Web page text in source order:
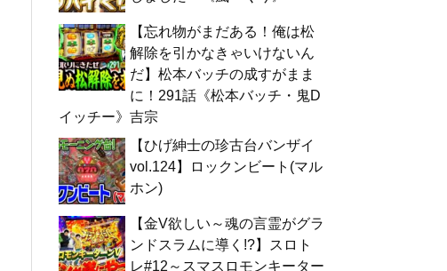
【忘れ物がまだある！俺は松
解除を引かなきゃいけないん
だ】松本バッチの成すがまま
に！291話《松本バッチ・鬼D
イッチー》吉宗
【ひげ紳士の珍古台バンザイ
vol.124】ロックンビート(マル
ホン)
【金V欲しい～魂の言霊がグラ
ンドスラムに導く!?】スロト
レ#12～スマスロモンキーター